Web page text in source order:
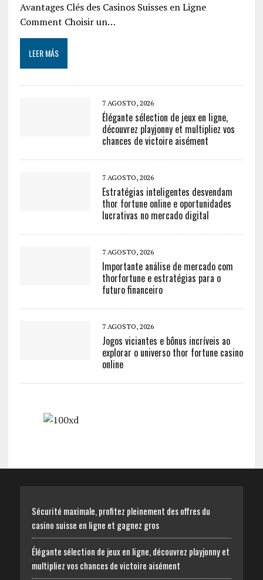
Avantages Clés des Casinos Suisses en Ligne
Comment Choisir un…
LEER MÁS
7 AGOSTO, 2026
Élégante sélection de jeux en ligne,
découvrez playjonny et multipliez vos
chances de victoire aisément
7 AGOSTO, 2026
Estratégias inteligentes desvendam
thor fortune online e oportunidades
lucrativas no mercado digital
7 AGOSTO, 2026
Importante análise de mercado com
thorfortune e estratégias para o
futuro financeiro
7 AGOSTO, 2026
Jogos viciantes e bônus incríveis ao
explorar o universo thor fortune casino
online
Sécurité maximale, profitez pleinement des offres du
casino suisse en ligne et gagnez gros
Élégante sélection de jeux en ligne, découvrez playjonny et
multipliez vos chances de victoire aisément